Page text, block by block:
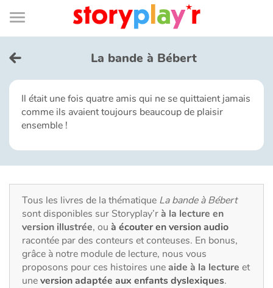
Connexion
Bibliothèque
de
page
Menu
Je me connecte
Tester gratuitement
Bibliothèque
Prix
Accueil
Contes d'ici et d'ailleurs
Fable, mythe, littérature et poésie
La bande à Bébert
Il était une fois quatre amis qui ne se quittaient jamais
comme ils avaient toujours beaucoup de plaisir
ensemble !
Tous les livres de la thématique La bande à Bébert
sont disponibles sur Storyplay’rà la lecture en
version illustrée, ou à écouter en version audio
racontée par des conteurs et conteuses. En bonus,
grâce à notre module de lecture, nous vous
proposons pour ces histoires uneaide à la lecture et
uneversion adaptée aux enfants dyslexiques.